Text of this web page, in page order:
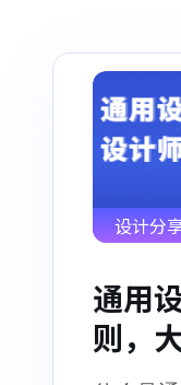
设计分
通用
则，
例讲